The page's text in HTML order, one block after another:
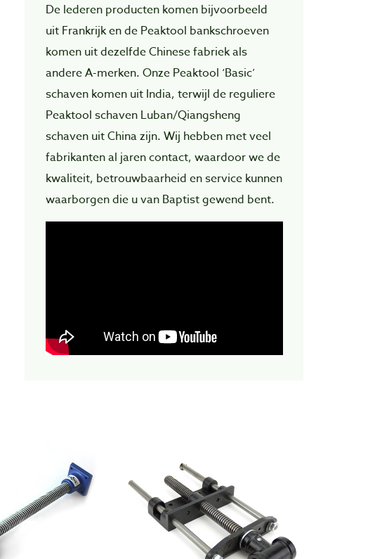
De lederen producten komen bijvoorbeeld
uit Frankrijk en de Peaktool bankschroeven
komen uit dezelfde Chinese fabriek als
andere A-merken. Onze Peaktool ‘Basic’
schaven komen uit India, terwijl de reguliere
Peaktool schaven Luban/Qiangsheng
schaven uit China zijn. Wij hebben met veel
fabrikanten al jaren contact, waardoor we de
kwaliteit, betrouwbaarheid en service kunnen
waarborgen die u van Baptist gewend bent.